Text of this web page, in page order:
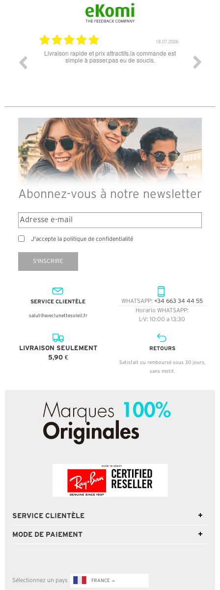
06.07.2026
Super lunette merci pour les lunettes pour l'éclipse
Abonnez-vous à notre newsletter
J'accepte la politique de confidentialité
S'INSCRIRE
SERVICE CLIENTÈLE
salut@aveclunettesoleil.fr
WHATSAPP: +34 663 34 44 55
Horario WHATSAPP:
L-V: 10:00 a 13:30
LIVRAISON SEULEMENT
5,90 €
RETOURS
Satisfait ou remboursé sous 30 jours,
sans motif.
SERVICE CLIENTÈLE
MODE DE PAIEMENT
Sélectionnez un pays FRANCE